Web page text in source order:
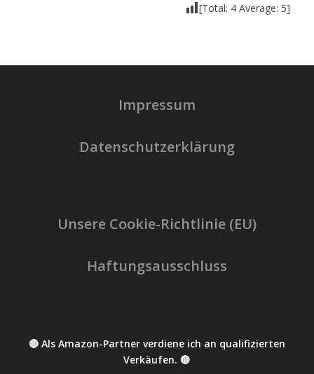
[Total: 4 Average: 5]
Impressum
Datenschutzerklärung
Unsere Cookie-Richtlinie (EU)
Haftungsausschluss
🔴 Als Amazon-Partner verdiene ich an qualifizierten
Verkäufen. 🔴